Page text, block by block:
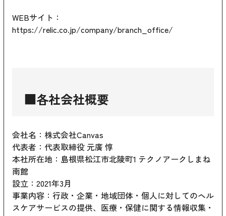
WEBサイト：
https://relic.co.jp/company/branch_office/
■各社会社概要
会社名：株式会社Canvas
代表者：代表取締役 元廣 惇
本社所在地：島根県松江市北陵町1 テクノアークしまね
南館
設立：2021年3月
事業内容：行政・企業・地域団体・個人に対してのヘル
スケアサービスの提供、医療・保健に関する情報収集・